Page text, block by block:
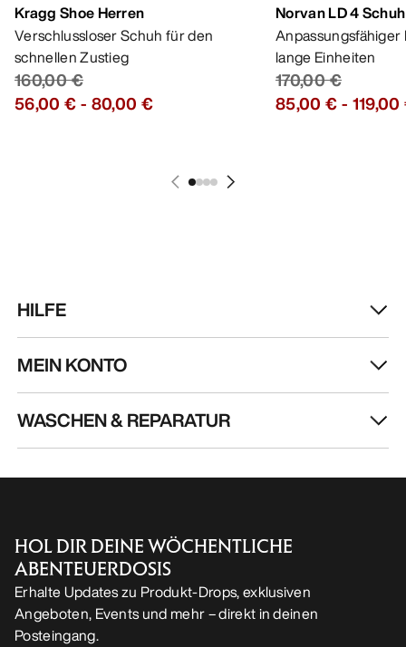
Kragg Shoe Herren
Verschlussloser Schuh für den
schnellen Zustieg
160,00 €
56,00 €- 80,00 €
Norvan LD 4
lange Einheiten
170,00 €
85,00 €-
HILFE
MEIN KONTO
WASCHEN & REPARATUR
HOL DIR DEINE WÖCHENTLICHE
ABENTEUERDOSIS
Erhalte Updates zu Produkt-Drops, exklusiven
Angeboten, Events und mehr – direkt in deinen
Posteingang.